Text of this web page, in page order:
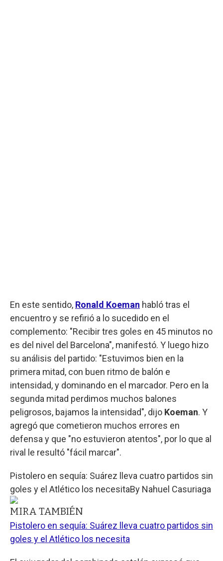
En este sentido, Ronald Koeman habló tras el
encuentro y se refirió a lo sucedido en el
complemento: "Recibir tres goles en 45 minutos no
es del nivel del Barcelona", manifestó. Y luego hizo
su análisis del partido: "Estuvimos bien en la
primera mitad, con buen ritmo de balón e
intensidad, y dominando en el marcador. Pero en la
segunda mitad perdimos muchos balones
peligrosos, bajamos la intensidad", dijo Koeman. Y
agregó que cometieron muchos errores en
defensa y que "no estuvieron atentos", por lo que al
rival le resultó "fácil marcar".
Pistolero en sequía: Suárez lleva cuatro partidos sin
goles y el Atlético los necesitaBy Nahuel Casuriaga
MIRA TAMBIÉN
Pistolero en sequía: Suárez lleva cuatro partidos sin
goles y el Atlético los necesita